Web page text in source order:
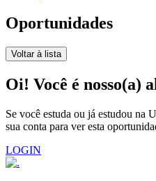
Oportunidades
Voltar à lista
Oi! Você é nosso(a)
Se você estuda ou já estudou
sua conta para ver esta
LOGIN